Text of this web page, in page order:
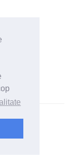
si conditii